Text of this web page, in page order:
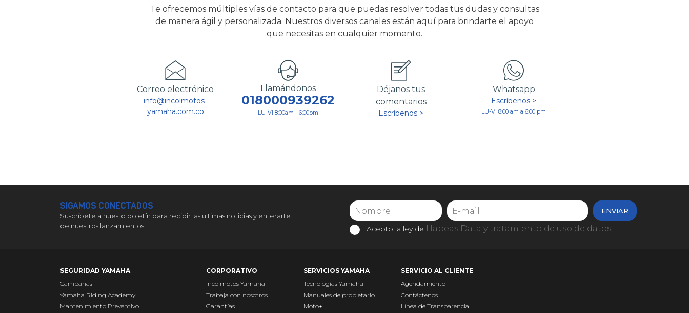
Te ofrecemos múltiples vías de contacto para que puedas resolver todas tus dudas y consultas
de manera ágil y personalizada. Nuestros diversos canales están aquí para brindarte el apoyo
que necesitas en cualquier momento.
Correo electrónico
info@incolmotos-
yamaha.com.co
Llamándonos
018000939262
LU-VI 8:00am - 6:00pm
Déjanos tus
comentarios
Escríbenos >
Whatsapp
Escríbenos >
LU-VI 8:00 am a 6:00 pm
SIGAMOS CONECTADOS
Suscríbete a nuesto boletín para recibir las ultimas noticias y enterarte
de nuestros lanzamientos.
ENVIAR
Acepto la ley de Habeas Data y tratamiento de uso de datos
SEGURIDAD YAMAHA
Campañas
Yamaha Riding Academy
Mantenimiento Preventivo
CORPORATIVO
Incolmotos Yamaha
Trabaja con nosotros
Garantías
SERVICIOS YAMAHA
Tecnologías Yamaha
Manuales de propietario
Moto+
SERVICIO AL CLIENTE
Agendamiento
Contáctenos
Línea de Transparencia